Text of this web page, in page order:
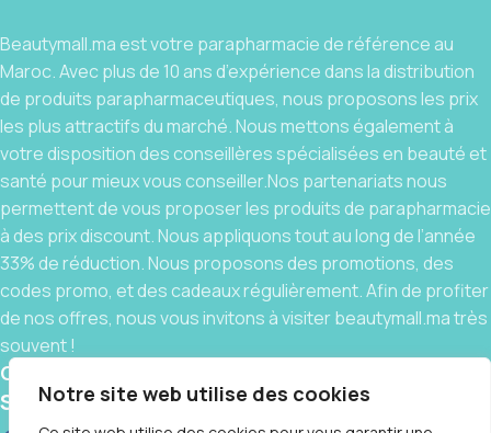
Notre site web utilise des cookies
Beautymall.ma est votre parapharmacie de référence au
Maroc. Avec plus de 10 ans d’expérience dans la distribution
de produits parapharmaceutiques, nous proposons les prix
les plus attractifs du marché. Nous mettons également à
votre disposition des conseillères spécialisées en beauté et
santé pour mieux vous conseiller.Nos partenariats nous
permettent de vous proposer les produits de parapharmacie
à des prix discount. Nous appliquons tout au long de l’année
33% de réduction. Nous proposons des promotions, des
codes promo, et des cadeaux régulièrement. Afin de profiter
de nos offres, nous vous invitons à visiter beautymall.ma très
souvent !
Contact
Social links: